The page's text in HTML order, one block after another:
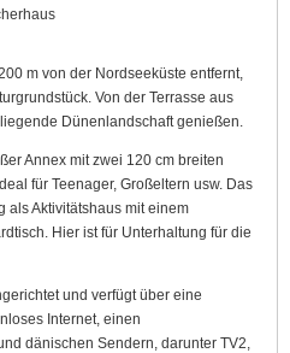
m von der Nordseeküste entfernt,
Von der Terrasse aus
Dünenlandschaft genießen.
Annex mit zwei 120 cm breiten
für Teenager, Großeltern usw. Das
als Aktivitätshaus mit einem
Hier ist für Unterhaltung für die
und verfügt über eine
Internet, einen
dänischen Sendern, darunter TV2,